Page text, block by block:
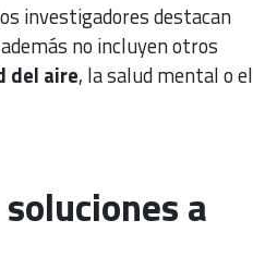
investigadores destacan
no incluyen otros
del aire, la salud mental o el
a